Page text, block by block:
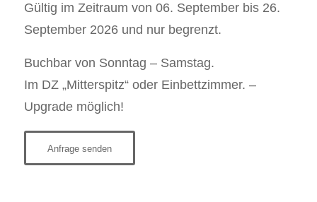
Gültig im Zeitraum von 06. September bis 26.
September 2026 und nur begrenzt.
Buchbar von Sonntag – Samstag.
Im DZ „Mitterspitz“ oder Einbettzimmer. –
Upgrade möglich!
Anfrage senden